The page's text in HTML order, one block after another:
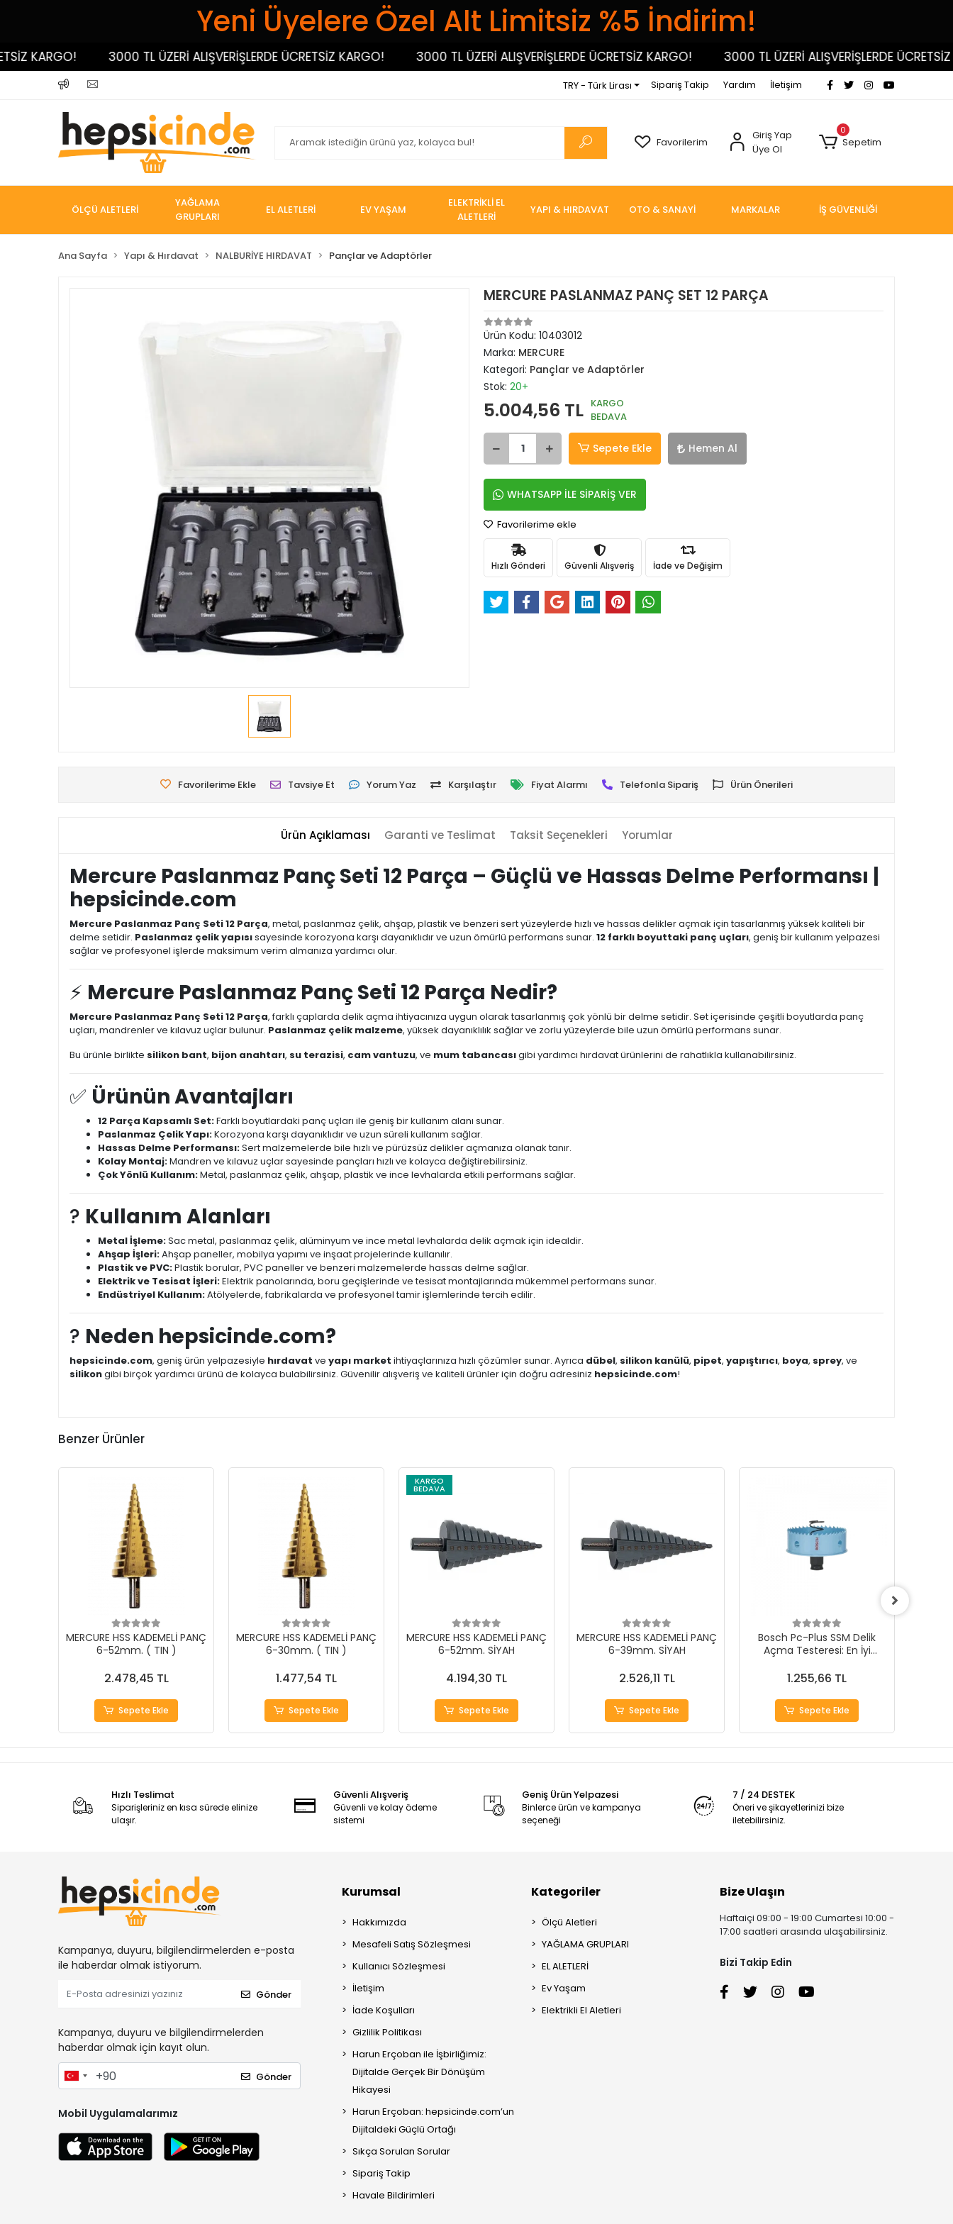
Yeni Üyelere Özel Alt Limitsiz %5 İndirim!
3000 TL ÜZERİ ALIŞVERİŞLERDE ÜCRETSİZ KARGO! 3000 TL ÜZERİ ALIŞVERİŞLERDE ÜCRETSİZ KARGO! 3000 TL ÜZERİ ALIŞVERİŞLERDE ÜCRETSİZ
TRY - Türk Lirası Sipariş Takip Yardım İletişim
Favorilerim
Giriş Yap
Üye Ol
0
Sepetim
ÖLÇÜ ALETLERİ
YAĞLAMA
GRUPLARI
EL ALETLERİ EV YAŞAM
ELEKTRİKLİ EL
ALETLERİ
YAPI & HIRDAVAT OTO & SANAYİ MARKALAR İŞ GÜVENLİĞİ
Ana Sayfa Yapı & Hırdavat NALBURİYE HIRDAVAT Pançlar ve Adaptörler
MERCURE PASLANMAZ PANÇ SET 12 PARÇA
Ürün Kodu: 10403012
Marka: MERCURE
Kategori: Pançlar ve Adaptörler
Stok: 20+
5.004,56 TL KARGO
BEDAVA
Sepete Ekle Hemen Al
WHATSAPP İLE SİPARİŞ VER
Favorilerime ekle
Hızlı Gönderi Güvenli Alışveriş İade ve Değişim
Favorilerime Ekle Tavsiye Et Yorum Yaz Karşılaştır Fiyat Alarmı Telefonla Sipariş Ürün Önerileri
Ürün Açıklaması Garanti ve Teslimat Taksit Seçenekleri Yorumlar
Mercure Paslanmaz Panç Seti 12 Parça – Güçlü ve Hassas Delme Performansı |
hepsicinde.com
Mercure Paslanmaz Panç Seti 12 Parça, metal, paslanmaz çelik, ahşap, plastik ve benzeri sert yüzeylerde hızlı ve hassas delikler açmak için tasarlanmış yüksek kaliteli bir
delme setidir. Paslanmaz çelik yapısısayesinde korozyona karşı dayanıklıdır ve uzun ömürlü performans sunar. 12 farklı boyuttaki panç uçları, geniş bir kullanım yelpazesi
sağlar ve profesyonel işlerde maksimum verim almanıza yardımcı olur.
⚡ Mercure Paslanmaz Panç Seti 12 Parça Nedir?
Mercure Paslanmaz Panç Seti 12 Parça, farklı çaplarda delik açma ihtiyacınıza uygun olarak tasarlanmış çok yönlü bir delme setidir. Set içerisinde çeşitli boyutlarda panç
uçları, mandrenler ve kılavuz uçlar bulunur. Paslanmaz çelik malzeme, yüksek dayanıklılık sağlar ve zorlu yüzeylerde bile uzun ömürlü performans sunar.
Bu ürünle birlikte silikon bant, bijon anahtarı, su terazisi, cam vantuzu, ve mum tabancasıgibi yardımcı hırdavat ürünlerini de rahatlıkla kullanabilirsiniz.
✅ Ürünün Avantajları
12 Parça Kapsamlı Set:Farklı boyutlardaki panç uçları ile geniş bir kullanım alanı sunar.
Paslanmaz Çelik Yapı:Korozyona karşı dayanıklıdır ve uzun süreli kullanım sağlar.
Hassas Delme Performansı:Sert malzemelerde bile hızlı ve pürüzsüz delikler açmanıza olanak tanır.
Kolay Montaj:Mandren ve kılavuz uçlar sayesinde pançları hızlı ve kolayca değiştirebilirsiniz.
Çok Yönlü Kullanım:Metal, paslanmaz çelik, ahşap, plastik ve ince levhalarda etkili performans sağlar.
?️ Kullanım Alanları
Metal İşleme:Sac metal, paslanmaz çelik, alüminyum ve ince metal levhalarda delik açmak için idealdir.
Ahşap İşleri:Ahşap paneller, mobilya yapımı ve inşaat projelerinde kullanılır.
Plastik ve PVC:Plastik borular, PVC paneller ve benzeri malzemelerde hassas delme sağlar.
Elektrik ve Tesisat İşleri:Elektrik panolarında, boru geçişlerinde ve tesisat montajlarında mükemmel performans sunar.
Endüstriyel Kullanım:Atölyelerde, fabrikalarda ve profesyonel tamir işlemlerinde tercih edilir.
? Neden hepsicinde.com?
hepsicinde.com, geniş ürün yelpazesiyle hırdavat ve yapı market ihtiyaçlarınıza hızlı çözümler sunar. Ayrıca dübel, silikon kanülü, pipet, yapıştırıcı, boya, sprey, ve
silikongibi birçok yardımcı ürünü de kolayca bulabilirsiniz. Güvenilir alışveriş ve kaliteli ürünler için doğru adresiniz hepsicinde.com!
Benzer Ürünler
MERCURE HSS KADEMELİ PANÇ
6-52mm. ( TIN )
2.478,45 TL
Sepete Ekle
MERCURE HSS KADEMELİ PANÇ
6-30mm. ( TIN )
1.477,54 TL
Sepete Ekle
KARGO
BEDAVA
MERCURE HSS KADEMELİ PANÇ
6-52mm. SİYAH
4.194,30 TL
Sepete Ekle
MERCURE HSS KADEMELİ PANÇ
6-39mm. SİYAH
2.526,11 TL
Sepete Ekle
Bosch Pc-Plus SSM Delik
Açma Testeresi: En İyi
1.255,66 TL
Sepete Ekle
Hızlı Teslimat
Siparişleriniz en kısa sürede elinize
ulaşır.
Güvenli Alışveriş
Güvenli ve kolay ödeme
sistemi
Geniş Ürün Yelpazesi
Binlerce ürün ve kampanya
seçeneği
7 / 24 DESTEK
Öneri ve şikayetlerinizi bize
iletebilirsiniz.
Kampanya, duyuru, bilgilendirmelerden e-posta
ile haberdar olmak istiyorum.
Gönder
Kampanya, duyuru ve bilgilendirmelerden
haberdar olmak için kayıt olun.
Gönder
Mobil Uygulamalarımız
Kurumsal
Hakkımızda
Mesafeli Satış Sözleşmesi
Kullanıcı Sözleşmesi
İletişim
İade Koşulları
Gizlilik Politikası
Harun Erçoban ile İşbirliğimiz:
Dijitalde Gerçek Bir Dönüşüm
Hikayesi
Harun Erçoban: hepsicinde.com’un
Dijitaldeki Güçlü Ortağı
Sıkça Sorulan Sorular
Sipariş Takip
Havale Bildirimleri
Kategoriler
Ölçü Aletleri
YAĞLAMA GRUPLARI
EL ALETLERİ
Ev Yaşam
Elektrikli El Aletleri
Bize Ulaşın
Haftaiçi 09:00 - 19:00 Cumartesi 10:00 -
17:00 saatleri arasında ulaşabilirsiniz.
Bizi Takip Edin